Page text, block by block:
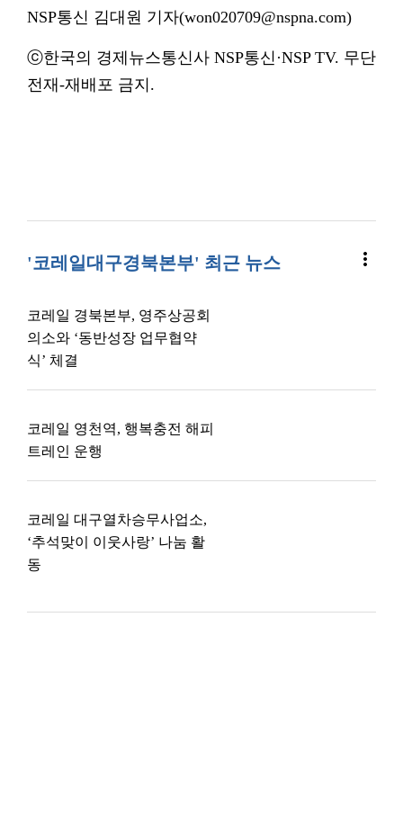
NSP통신 김대원 기자(won020709@nspna.com)
ⓒ한국의 경제뉴스통신사 NSP통신·NSP TV. 무단
전재-재배포 금지.
'코레일대구경북본부' 최근 뉴스 more_vert
코레일 경북본부, 영주상공회
의소와 ‘동반성장 업무협약
식’ 체결
코레일 영천역, 행복충전 해피
트레인 운행
코레일 대구열차승무사업소,
‘추석맞이 이웃사랑’ 나눔 활
동